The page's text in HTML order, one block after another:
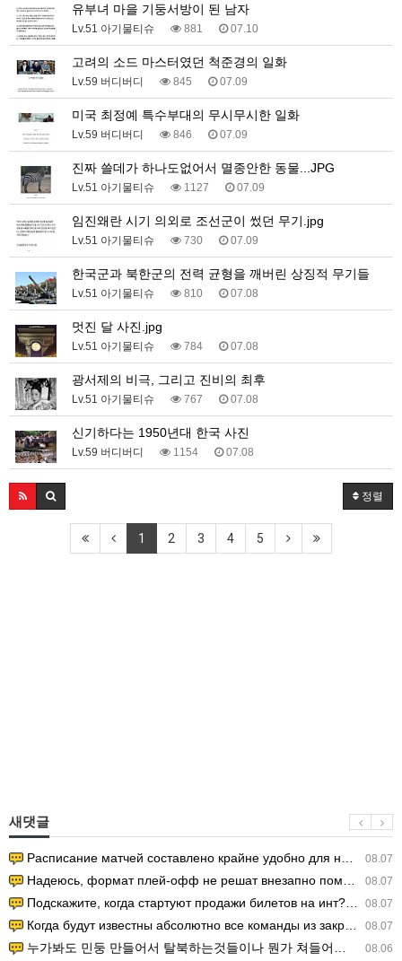
유부녀 마을 기둥서방이 된 남자
Lv.51 아기물티슈 881 07.10
고려의 소드 마스터였던 척준경의 일화
Lv.59 버디버디 845 07.09
미국 최정예 특수부대의 무시무시한 일화
Lv.59 버디버디 846 07.09
진짜 쓸데가 하나도없어서 멸종안한 동물...JPG
Lv.51 아기물티슈 1127 07.09
임진왜란 시기 의외로 조선군이 썼던 무기.jpg
Lv.51 아기물티슈 730 07.09
한국군과 북한군의 전력 균형을 깨버린 상징적 무기들
Lv.51 아기물티슈 810 07.08
멋진 달 사진.jpg
Lv.51 아기물티슈 784 07.08
광서제의 비극, 그리고 진비의 최후
Lv.51 아기물티슈 767 07.08
신기하다는 1950년대 한국 사진
Lv.59 버디버디 1154 07.08
정렬
1 2 3 4 5
새댓글
08.07
Расписание матчей составлено крайне удобно для нашего часово…
08.07
Надеюсь, формат плей-офф не решат внезапно поменять. https:/…
08.07
Подскажите, когда стартуют продажи билетов на инт? https://g…
08.07
Когда будут известны абсолютно все команды из закрытых квали…
08.06
누가봐도 민둥 만들어서 탈북하는것들이나 뭔가 쳐들어오는 낌새를 미리 알아차리기 위함이지 저걸 전쟁준비라고 하…